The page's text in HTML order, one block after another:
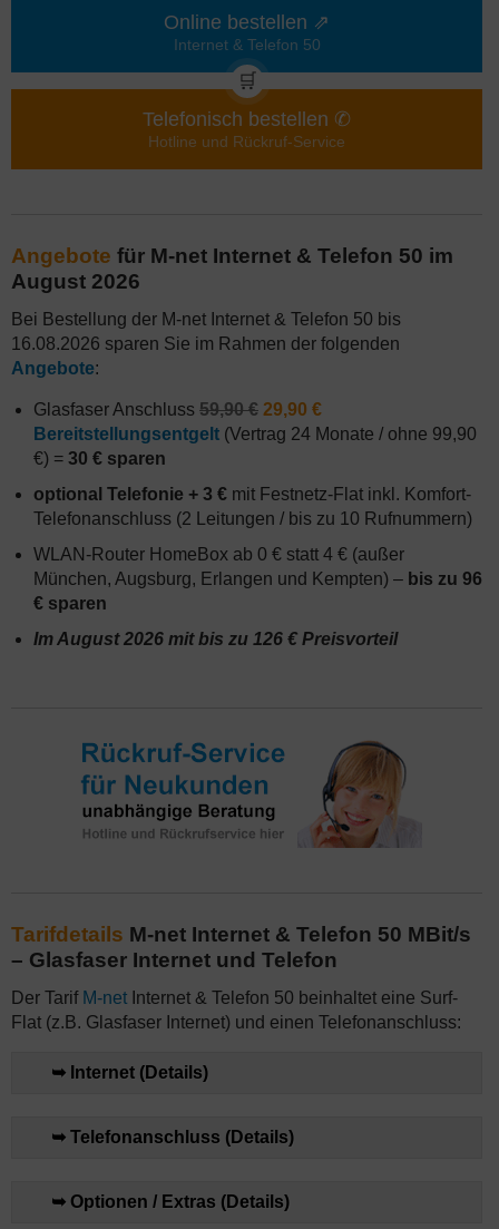
Online bestellen ⇗
Internet & Telefon 50
🛒
Telefonisch bestellen ✆
Hotline und Rückruf-Service
Angebote für M-net Internet & Telefon 50 im
August 2026
Bei Bestellung der M-net Internet & Telefon 50 bis
16.08.2026 sparen Sie im Rahmen der folgenden
Angebote:
Glasfaser Anschluss 59,90 € 29,90 €
Bereitstellungsentgelt (Vertrag 24 Monate / ohne 99,90
€) = 30 € sparen
optional Telefonie + 3 € mit Festnetz-Flat inkl. Komfort-
Telefonanschluss (2 Leitungen / bis zu 10 Rufnummern)
WLAN-Router HomeBox ab 0 € statt 4 € (außer
München, Augsburg, Erlangen und Kempten) – bis zu 96
€ sparen
Im August 2026 mit bis zu 126 € Preisvorteil
Tarifdetails M-net Internet & Telefon 50 MBit/s
– Glasfaser Internet und Telefon
Der Tarif M-net Internet & Telefon 50 beinhaltet eine Surf-
Flat (z.B. Glasfaser Internet) und einen Telefonanschluss:
➥ Internet (Details)
➥ Telefonanschluss (Details)
➥ Optionen / Extras (Details)